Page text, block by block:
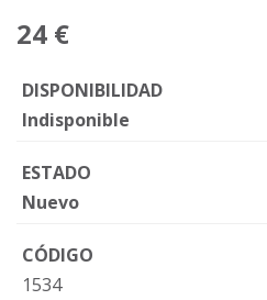
24 €
DISPONIBILIDAD
Indisponible
ESTADO
Nuevo
CÓDIGO
1534